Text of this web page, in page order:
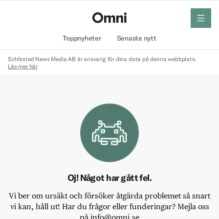
Toppnyheter Senaste nytt
meny
Schibsted News Media AB är ansvarig för dina data på denna webbplats.
Läs mer här
Oj! Något har gått fel.
Vi ber om ursäkt och försöker åtgärda problemet så snart
vi kan, håll ut! Har du frågor eller funderingar? Mejla oss